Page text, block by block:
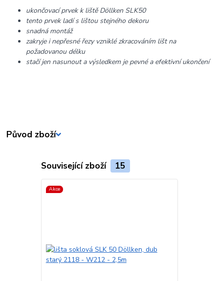
ukončovací prvek k liště Döllken SLK50
tento prvek ladí s lištou stejného dekoru
snadná montáž
zakryje i nepřesné řezy vzniklé zkracováním lišt na
požadovanou délku
stačí jen nasunout a výsledkem je pevné a efektivní ukončení
Původ zboží
Související zboží 15
Akce